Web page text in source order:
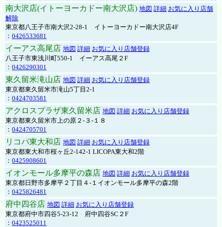
南大沢店(イトーヨーカドー南大沢店) 地図 詳細 お気に入り店舗
解除
東京都八王子市南大沢2-28-1 イトーヨーカドー南大沢店4F
： 0426533681
イーアス高尾店 地図 詳細 お気に入り店舗登録
八王子市東浅川町550-1 イーアス高尾２F
： 0426290301
東久留米滝山店 地図 詳細 お気に入り店舗登録
東京都東久留米市滝山5丁目2-1
： 0424703581
アクロスプラザ東久留米店 地図 詳細 お気に入り店舗登録
東京都東久留米市上の原２-３-１８
： 0424705701
リコパ東大和店 地図 詳細 お気に入り店舗登録
東京都東大和市桜ヶ丘2-142-1 LICOPA東大和2階
： 0425908601
イオンモール多摩平の森店 地図 詳細 お気に入り店舗登録
東京都日野市多摩平２丁目４-１イオンモール多摩平の森2階
： 0425826481
府中四谷店 地図 詳細 お気に入り店舗登録
東京都府中市四谷5-23-12 府中四谷SC２F
： 0423525011